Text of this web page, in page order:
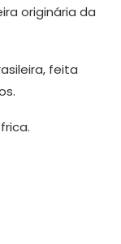
originária da
feita